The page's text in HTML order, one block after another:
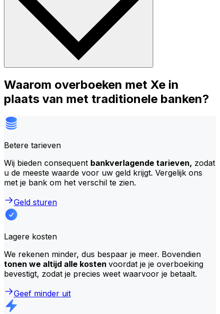
Waarom overboeken met Xe in
plaats van met traditionele banken?
Betere tarieven
Wij bieden consequent bankverlagende tarieven, zodat
u de meeste waarde voor uw geld krijgt. Vergelijk ons
met je bank om het verschil te zien.
Geld sturen
Lagere kosten
We rekenen minder, dus bespaar je meer. Bovendien
tonen we altijd alle kosten voordat je je overboeking
bevestigt, zodat je precies weet waarvoor je betaalt.
Geef minder uit